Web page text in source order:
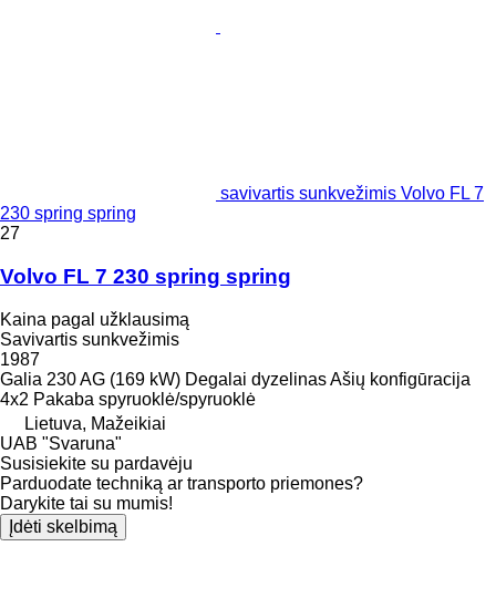
savivartis sunkvežimis Volvo FL 7
230 spring spring
27
Volvo FL 7 230 spring spring
Kaina pagal užklausimą
Savivartis sunkvežimis
1987
Galia 230 AG (169 kW) Degalai dyzelinasAšių konfigūracija
4x2 Pakaba spyruoklė/spyruoklė
Lietuva, Mažeikiai
UAB "Svaruna"
Susisiekite su pardavėju
Parduodate techniką ar transporto priemones?
Darykite tai su mumis!
Įdėti skelbimą